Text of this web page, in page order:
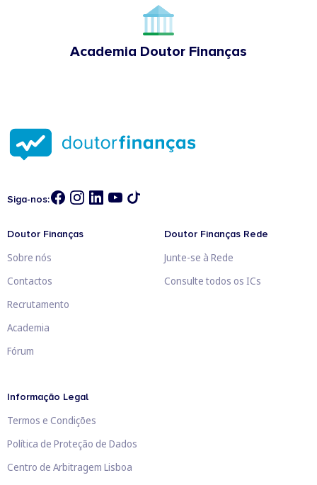
Academia Doutor Finanças
Siga-nos:
Doutor Finanças
Sobre nós
Contactos
Recrutamento
Academia
Fórum
Doutor Finanças Rede
Junte-se à Rede
Consulte todos os ICs
Informação Legal
Termos e Condições
Política de Proteção de Dados
Centro de Arbitragem Lisboa